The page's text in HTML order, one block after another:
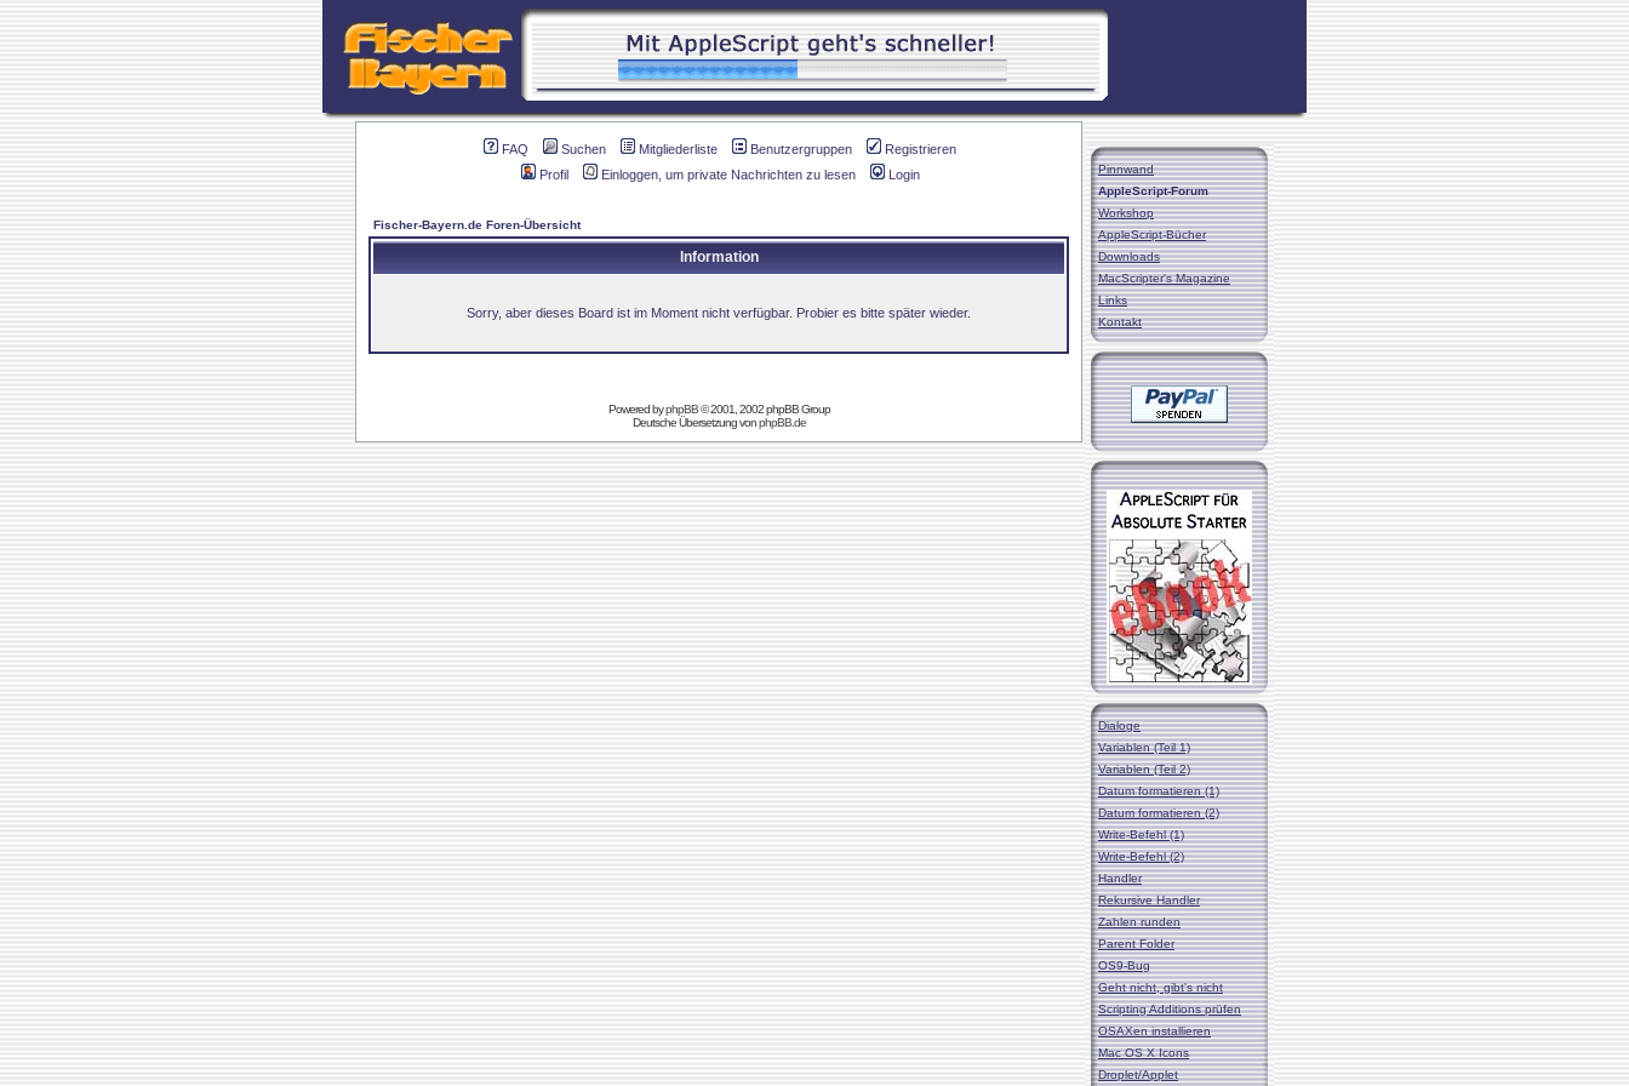
FAQ Suchen Mitgliederliste Benutzergruppen
Registrieren
Profil
Einloggen, um private Nachrichten zu lesen Login
Fischer-Bayern.de Foren-Übersicht
Information
Sorry, aber dieses Board ist im Moment nicht verfügbar. Probier es bitte später wieder.
Powered byphpBB© 2001, 2002 phpBB Group
Deutsche Übersetzung vonphpBB.de
Pinnwand
AppleScript-Forum
Workshop
AppleScript-Bücher
Downloads
MacScripter's Magazine
Links
Kontakt
Dialoge
Variablen (Teil 1)
Variablen (Teil 2)
Datum formatieren (1)
Datum formatieren (2)
Write-Befehl (1)
Write-Befehl (2)
Handler
Rekursive Handler
Zahlen runden
Parent Folder
OS9-Bug
Geht nicht, gibt's nicht
Scripting Additions prüfen
OSAXen installieren
Mac OS X Icons
Droplet/Applet